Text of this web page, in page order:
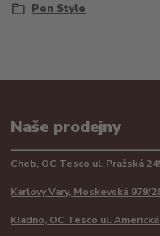
Pen Style
Naše prodejny
Cheb, OC Tesco ul. Pražská
Karlovy Vary, Moskevská 979/
Kladno, OC Tesco ul.